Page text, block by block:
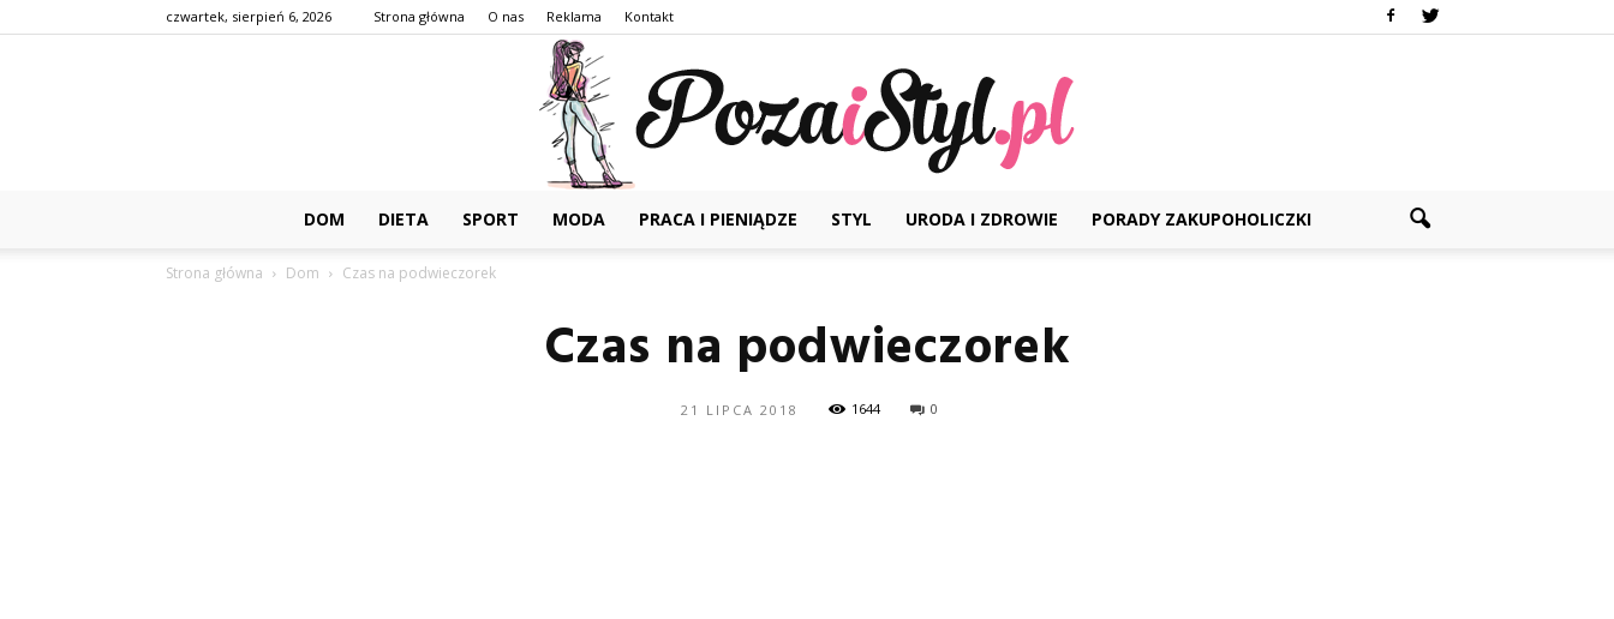
czwartek, sierpień 6, 2026 Strona główna O nas Reklama Kontakt
DOM DIETA SPORT MODA PRACA I PIENIĄDZE STYL URODA I ZDROWIE PORADY ZAKUPOHOLICZKI
Strona główna Dom Czas na podwieczorek
Czas na podwieczorek
21 LIPCA 2018 1644 0